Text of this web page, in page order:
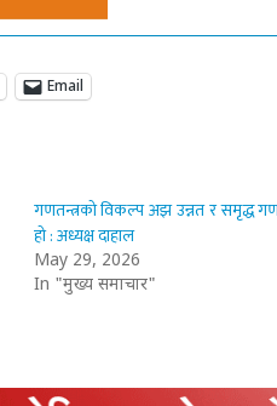
Email
गणतन्त्रको विकल्प अझ उन्नत र समृद्ध
हो : अध्यक्ष दाहाल
May 29, 2026
In "मुख्य समाचार"